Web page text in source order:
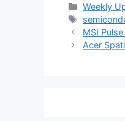
Weekly
Tags
Post
navigation
MSI
Acer